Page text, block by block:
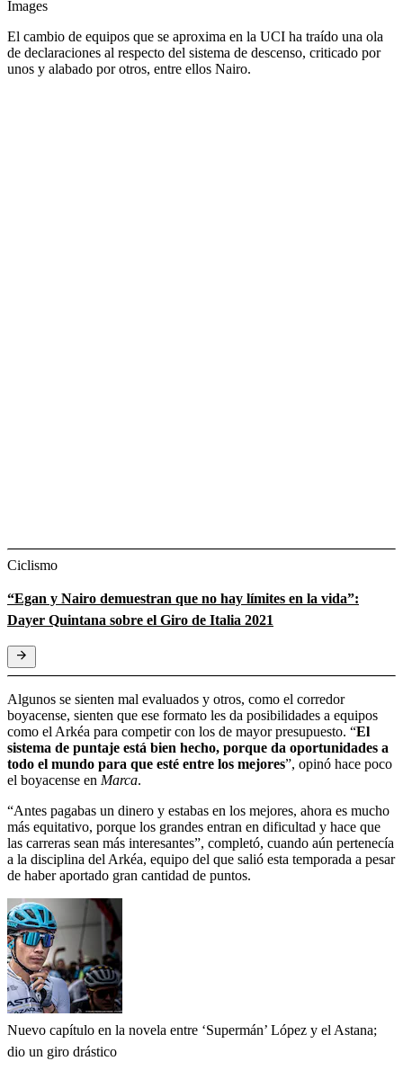
Images
El cambio de equipos que se aproxima en la UCI ha traído una ola
de declaraciones al respecto del sistema de descenso, criticado por
unos y alabado por otros, entre ellos Nairo.
Ciclismo
“Egan y Nairo demuestran que no hay límites en la vida”:
Dayer Quintana sobre el Giro de Italia 2021
Algunos se sienten mal evaluados y otros, como el corredor
boyacense, sienten que ese formato les da posibilidades a equipos
como el Arkéa para competir con los de mayor presupuesto. “El
sistema de puntaje está bien hecho, porque da oportunidades a
todo el mundo para que esté entre los mejores”, opinó hace poco
el boyacense en Marca.
“Antes pagabas un dinero y estabas en los mejores, ahora es mucho
más equitativo, porque los grandes entran en dificultad y hace que
las carreras sean más interesantes”, completó, cuando aún pertenecía
a la disciplina del Arkéa, equipo del que salió esta temporada a pesar
de haber aportado gran cantidad de puntos.
Nuevo capítulo en la novela entre ‘Supermán’ López y el Astana;
dio un giro drástico